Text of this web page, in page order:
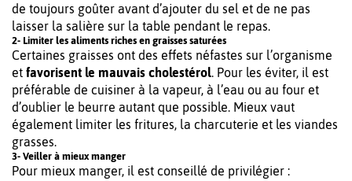
de toujours goûter avant d’ajouter du sel et de ne pas
laisser la salière sur la table pendant le repas.
2- Limiter les aliments riches en graisses saturées
Certaines graisses ont des effets néfastes sur l’organisme
et favorisent le mauvais cholestérol. Pour les éviter, il est
préférable de cuisiner à la vapeur, à l’eau ou au four et
d’oublier le beurre autant que possible. Mieux vaut
également limiter les fritures, la charcuterie et les viandes
grasses.
3- Veiller à mieux manger
Pour mieux manger, il est conseillé de privilégier :